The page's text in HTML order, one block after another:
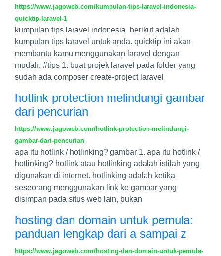
https://www.jagoweb.com/kumpulan-tips-laravel-indonesia-
quicktip-laravel-1
kumpulan tips laravel indonesia berikut adalah
kumpulan tips laravel untuk anda. quicktip ini akan
membantu kamu menggunakan laravel dengan
mudah. #tips 1: buat projek laravel pada folder yang
sudah ada composer create-project laravel
hotlink protection melindungi gambar
dari pencurian
https://www.jagoweb.com/hotlink-protection-melindungi-
gambar-dari-pencurian
apa itu hotlink / hotlinking? gambar 1. apa itu hotlink /
hotlinking? hotlink atau hotlinking adalah istilah yang
digunakan di internet. hotlinking adalah ketika
seseorang menggunakan link ke gambar yang
disimpan pada situs web lain, bukan
hosting dan domain untuk pemula:
panduan lengkap dari a sampai z
https://www.jagoweb.com/hosting-dan-domain-untuk-pemula-